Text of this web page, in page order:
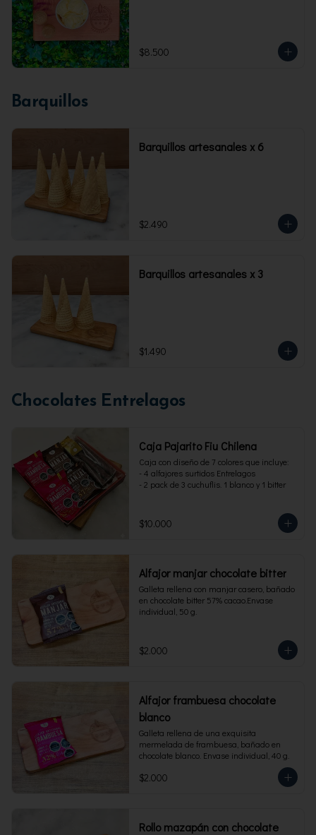
$8.500
Barquillos
Barquillos artesanales x 6
$2.490
Barquillos artesanales x 3
$1.490
Chocolates Entrelagos
Caja Pajarito Fiu Chilena
Caja con diseño de 7 colores que incluye:
- 4 alfajores surtidos Entrelagos
- 2 pack de 3 cuchuflis. 1 blanco y 1 bitter
$10.000
Alfajor manjar chocolate bitter
Galleta rellena con manjar casero, bañado
en chocolate bitter 57% cacao.Envase
individual, 50 g.
$2.000
Alfajor frambuesa chocolate
blanco
Galleta rellena de una exquisita
mermelada de frambuesa, bañado en
chocolate blanco. Envase individual, 40 g.
$2.000
Rollo mazapán con chocolate